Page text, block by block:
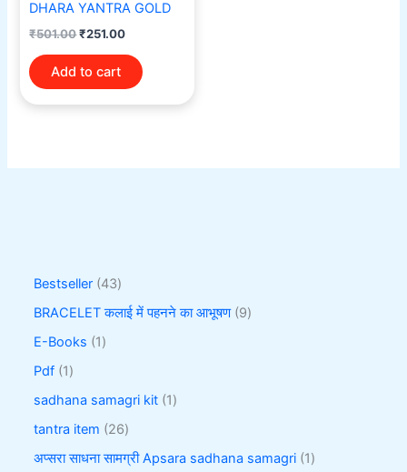
DHARA YANTRA GOLD
₹501.00₹251.00
Add to cart
Bestseller 43
BRACELET कलाई में पहनने का आभूषण 9
E-Books 1
Pdf 1
sadhana samagri kit 1
tantra item 26
अप्सरा साधना सामग्री Apsara sadhana samagri 1